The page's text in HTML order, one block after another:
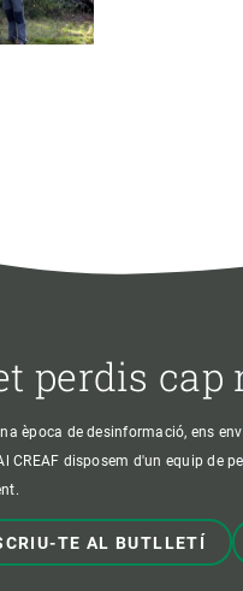
perdis cap
època de desinformació, ens
CREAF disposem d'un equip de
TE AL BUTLLETÍ